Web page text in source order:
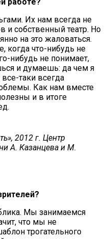
Их нам всегда не
и собственный театр. Но
на это жаловаться.
когда что-нибудь не
нибудь не понимает,
и думаешь: да чем я
таки всегда
Как нам вместе
и в итоге
2012 г. Центр
А. Казанцева и М.
Мы занимаемся
что мы не
трогательного